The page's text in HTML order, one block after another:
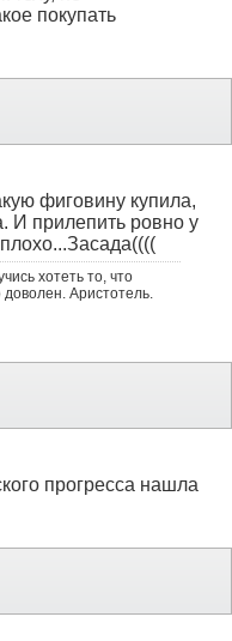
покупать
фиговину купила,
И прилепить ровно у
хотеть то, что
Аристотель.
прогресса нашла